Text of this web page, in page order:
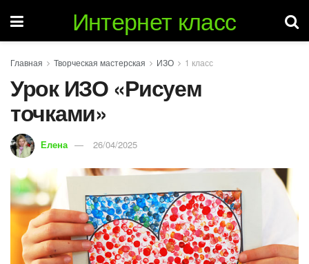
Интернет класс
Главная Творческая мастерская ИЗО 1 класс
Урок ИЗО «Рисуем
точками»
Елена 26/04/2025